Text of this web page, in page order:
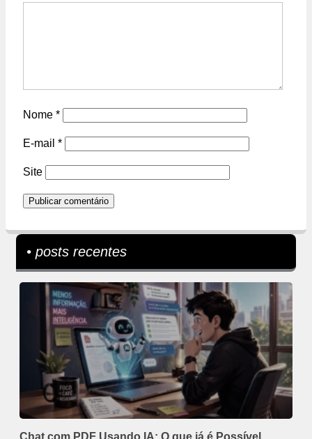
Nome *
E-mail *
Site
• posts recentes
Chat com PDF Usando IA: O que já é Possível